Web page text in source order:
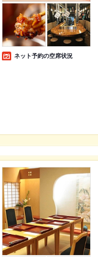
ネット予約の空席状況